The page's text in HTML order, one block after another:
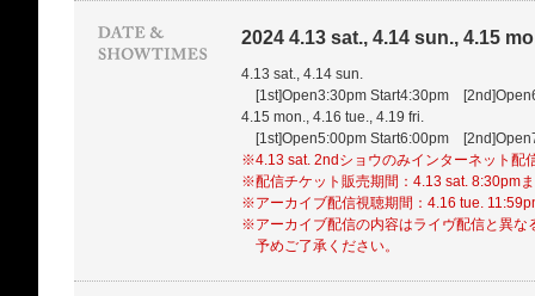
2024 4.13 sat., 4.14 sun., 4.15
4.13 sat., 4.14 sun.
[1st]Open3:30pm Start4:30pm
4.15 mon., 4.16 tue., 4.19 fri.
[1st]Open5:00pm Start6:00pm
※4.13 sat. 2ndショウのみインターネット配
※配信チケット販売期間：4.13 sat. 8:30pm
※アーカイブ配信視聴期間：4.16 tue.
※アーカイブ配信の内容はライヴ配信と異な
予めご了承ください。